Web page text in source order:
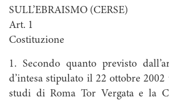
SULL’EBRAISMO (CERSE)
Art. 1
Costituzione
1. Secondo quanto previsto
d’intesa stipulato il 22 ottobre
studi di Roma Tor Vergata e la